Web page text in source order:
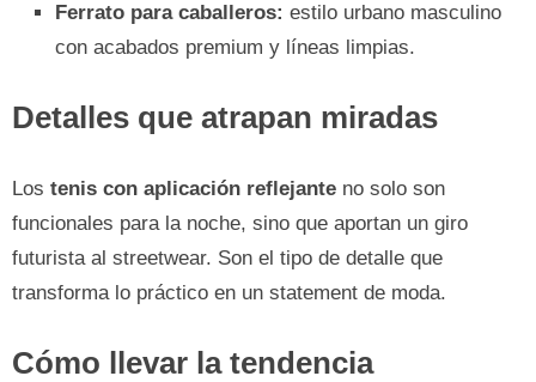
Ferrato para caballeros: estilo urbano masculino
con acabados premium y líneas limpias.
Detalles que atrapan miradas
Los tenis con aplicación reflejante no solo son
funcionales para la noche, sino que aportan un giro
futurista al streetwear. Son el tipo de detalle que
transforma lo práctico en un statement de moda.
Cómo llevar la tendencia